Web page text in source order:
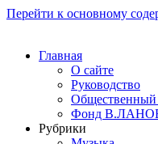
Перейти к основному
Главная
О сайте
Руководство
Общественный
Фонд
Рубрики